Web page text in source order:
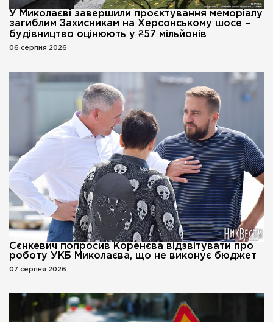
У Миколаєві завершили проєктування меморіалу
загиблим Захисникам на Херсонському шосе –
будівництво оцінюють у ₴57 мільйонів
06 серпня 2026
Сєнкевич попросив Коренєва відзвітувати про
роботу УКБ Миколаєва, що не виконує бюджет
07 серпня 2026